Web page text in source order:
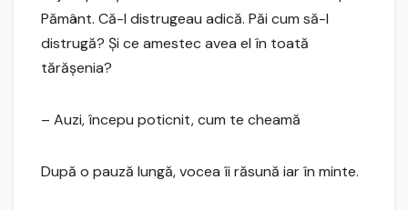
Pământ. Că-l distrugeau adică. Păi cum să-l
distrugă? Şi ce amestec avea el în toată
tărăşenia?
– Auzi, începu poticnit, cum te cheamă
După o pauză lungă, vocea îi răsună iar în minte.